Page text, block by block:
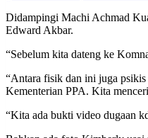
Didampingi Machi Achmad
Edward Akbar.
“Sebelum kita dateng ke
“Antara fisik dan ini juga psikis
Kementerian PPA. Kita
“Kita ada bukti video dugaan